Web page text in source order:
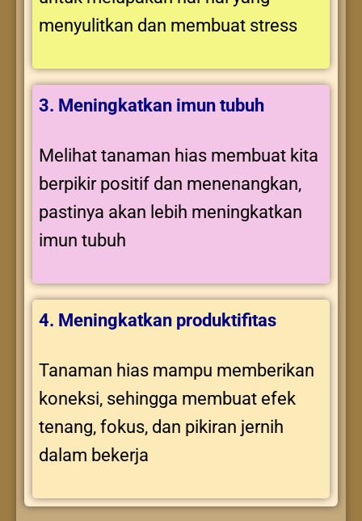
menyulitkan dan membuat stress
3. Meningkatkan imun tubuh
Melihat tanaman hias membuat kita
berpikir positif dan menenangkan,
pastinya akan lebih meningkatkan
imun tubuh
4. Meningkatkan produktifitas
Tanaman hias mampu memberikan
koneksi, sehingga membuat efek
tenang, fokus, dan pikiran jernih
dalam bekerja